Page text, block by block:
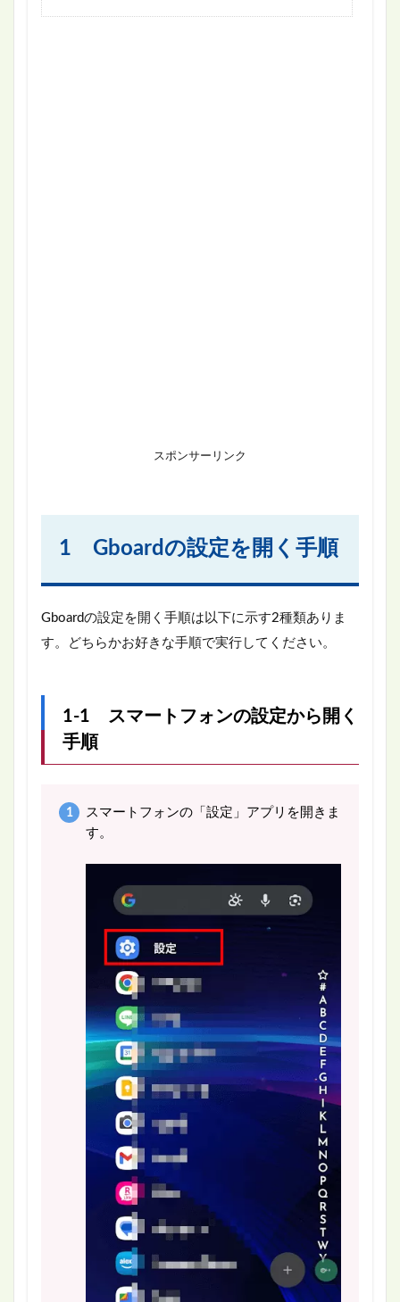
スポンサーリンク
1 Gboardの設定を開く手順
Gboardの設定を開く手順は以下に示す2種類ありま
す。どちらかお好きな手順で実行してください。
1-1 スマートフォンの設定から開く
手順
スマートフォンの「設定」アプリを開きま
す。